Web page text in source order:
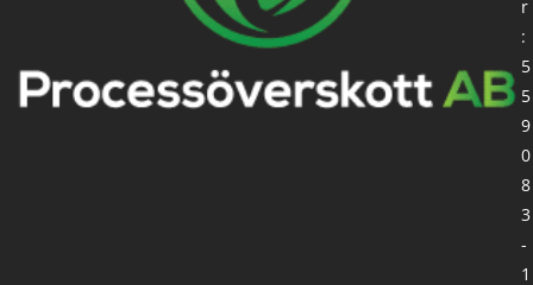
r
:
5
5
9
0
8
3
-
1